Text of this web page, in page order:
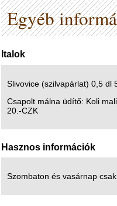
Egyéb
Italok
Slivovice (szilvapárlat) 0,5 dl
Csapolt málna üdítő: Koli
20.-CZK
Hasznos információk
Szombaton és vasárnap